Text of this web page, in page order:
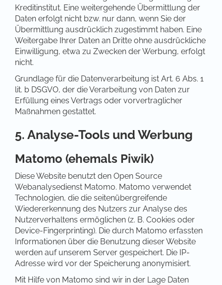
Kreditinstitut. Eine weitergehende Übermittlung der
Daten erfolgt nicht bzw. nur dann, wenn Sie der
Übermittlung ausdrücklich zugestimmt haben. Eine
Weitergabe Ihrer Daten an Dritte ohne ausdrückliche
Einwilligung, etwa zu Zwecken der Werbung, erfolgt
nicht.
Grundlage für die Datenverarbeitung ist Art. 6 Abs. 1
lit. b DSGVO, der die Verarbeitung von Daten zur
Erfüllung eines Vertrags oder vorvertraglicher
Maßnahmen gestattet.
5. Analyse-Tools und Werbung
Matomo (ehemals Piwik)
Diese Website benutzt den Open Source
Webanalysedienst Matomo. Matomo verwendet
Technologien, die die seitenübergreifende
Wiedererkennung des Nutzers zur Analyse des
Nutzerverhaltens ermöglichen (z. B. Cookies oder
Device-Fingerprinting). Die durch Matomo erfassten
Informationen über die Benutzung dieser Website
werden auf unserem Server gespeichert. Die IP-
Adresse wird vor der Speicherung anonymisiert.
Mit Hilfe von Matomo sind wir in der Lage Daten